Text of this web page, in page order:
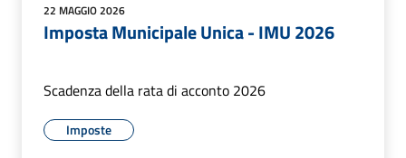
22 MAGGIO 2026
Imposta Municipale Unica - IMU 2026
Scadenza della rata di acconto 2026
Imposte